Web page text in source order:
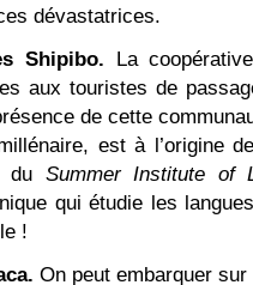
dévastatrices.
Shipibo. La
aux touristes de
de cette
est à l’origine
du Summer Institute of
qui étudie les
!
On peut embarquer